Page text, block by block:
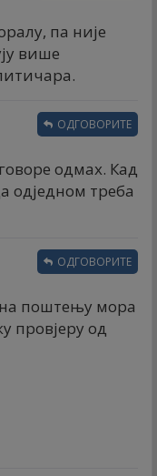
па није
више
одмах. Кад
одједном треба
ОДГОВОРИТЕ
поштењу мора
провјеру од
ОДГОВОРИТЕ